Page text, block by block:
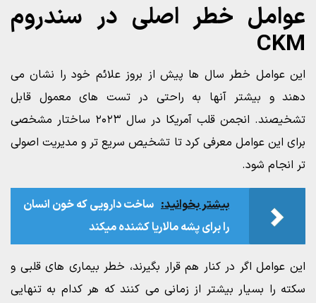
عوامل خطر اصلی در سندروم
CKM
این عوامل خطر سال ها پیش از بروز علائم خود را نشان می
دهند و بیشتر آنها به راحتی در تست های معمول قابل
تشخیصند. انجمن قلب آمریکا در سال ۲۰۲۳ ساختار مشخصی
برای این عوامل معرفی کرد تا تشخیص سریع تر و مدیریت اصولی
تر انجام شود.
بیشتر بخوانید: ساخت دارویی که خون انسان
را برای پشه مالاریا کشنده میکند
این عوامل اگر در کنار هم قرار بگیرند، خطر بیماری های قلبی و
سکته را بسیار بیشتر از زمانی می کنند که هر کدام به تنهایی